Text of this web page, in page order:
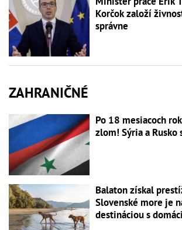
Korčok založí
správne
ZAHRANIČNÉ
Po 18 mesiacoch
zlom! Sýria a Rusko
Balaton získal
Slovenské more je
destináciou s